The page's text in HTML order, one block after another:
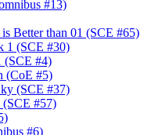
#13)
Better than 01 (SCE #65)
1 (SCE #30)
(SCE #4)
(CoE #5)
(SCE #37)
(SCE #57)
#6)